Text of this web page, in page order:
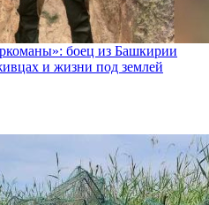
боец из Башкирии
и жизни под землей